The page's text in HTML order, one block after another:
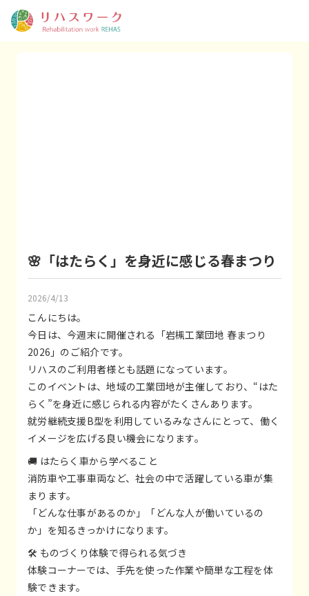
🌸「はたらく」を身近に感じる春まつり
2026/4/13
こんにちは。
今日は、今週末に開催される「岩槻工業団地 春まつり
2026」のご紹介です。
リハスのご利用者様とも話題になっています。
このイベントは、地域の工業団地が主催しており、“はた
らく”を身近に感じられる内容がたくさんあります。
就労継続支援B型を利用しているみなさんにとって、働く
イメージを広げる良い機会になります。
🚚 はたらく車から学べること
消防車や工事車両など、社会の中で活躍している車が集
まります。
「どんな仕事があるのか」「どんな人が働いているの
か」を知るきっかけになります。
🛠 ものづくり体験で得られる気づき
体験コーナーでは、手先を使った作業や簡単な工程を体
験できます。